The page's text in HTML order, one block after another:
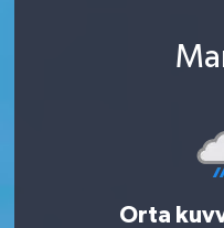
Orta